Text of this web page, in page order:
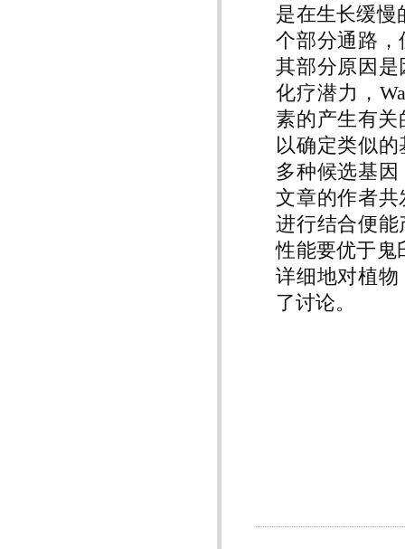
是在生长缓慢
个部分通路
其部分原因
化疗潜力，
素的产生有
以确定类似
多种候选基
文章的作者
进行结合便
性能要优于鬼
详细地对植
了讨论。